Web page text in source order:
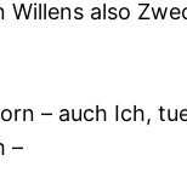
also
– auch Ich,
–